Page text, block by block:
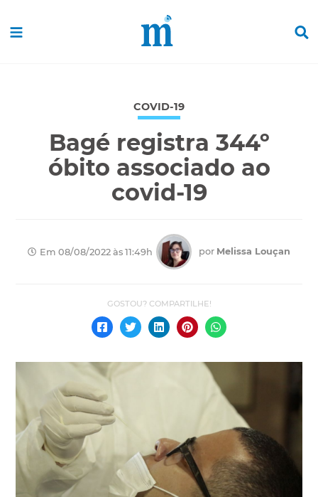
COVID-19
Bagé registra 344º
óbito associado ao
covid-19
Em 08/08/2022 às 11:49h por Melissa Louçan